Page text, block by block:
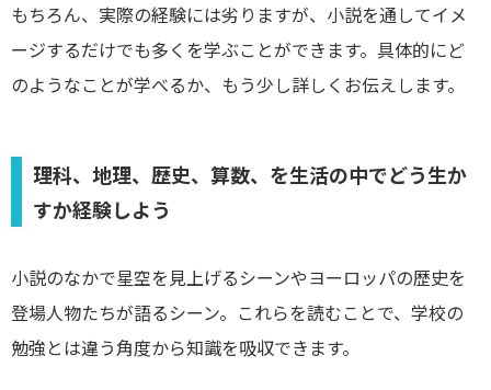
もちろん、実際の経験には劣りますが、小説を通してイメ
ージするだけでも多くを学ぶことができます。具体的にど
のようなことが学べるか、もう少し詳しくお伝えします。
理科、地理、歴史、算数、を生活の中でどう生か
すか経験しよう
小説のなかで星空を見上げるシーンやヨーロッパの歴史を
登場人物たちが語るシーン。これらを読むことで、学校の
勉強とは違う角度から知識を吸収できます。